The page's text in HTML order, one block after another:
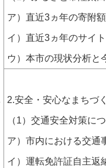
ア）直近3ヵ年の寄附
イ）直近3ヵ年のサイ
ウ）本市の現状分析と
2.安全・安心なまちづ
（1）交通安全対策に
ア）市内における交通
イ）運転免許証自主返